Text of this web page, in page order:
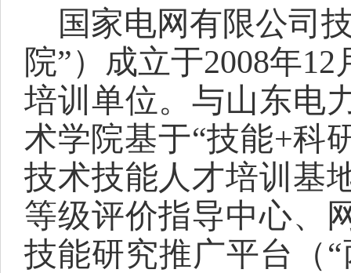
国家电网有限公司
院”）成立于2008年
培训单位。与山东电
术学院基于“技能+科
技术技能人才培训基
等级评价指导中心、
技能研究推广平台（